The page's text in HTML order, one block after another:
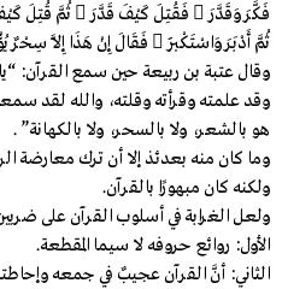
ثُمَّ أَدْبَرَ وَاسْتَكْبَرَ  فَقَالَ إِنْ هَذَا إِلَّا سِحْرٌ يُؤْثَرُ﴾ (سورة الْمُدَّثِّرِ: 74/11-24).
وقال عتبة بن ربيعة حين سمع القرآن:
وقد علمته وقرأته وقلته، والله لقد
هو بالشعر، ولا بالسحر، ولا بالكهانة” .
وما كان منه بعدئذ إلا أن ترك معارضة
ولكنه كان مبهورًا بالقرآن.
ولعل الغرابة في أسلوب القرآن على
الأول: روائع حروفه لا سيما المقطعة.
الثاني: أنَّ القرآن عجيبٌ في جمعه